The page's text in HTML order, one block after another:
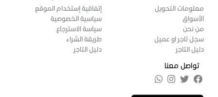
معلومات التحويل
الأسواق
من نحن
سجل تاجر او عميل
دليل التاجر
إتفاقية إستخدام الموقع
سياسية الخصوصية
سياسة الاسترجاع
طريقة الشراء
دليل التاجر
تواصل معنا